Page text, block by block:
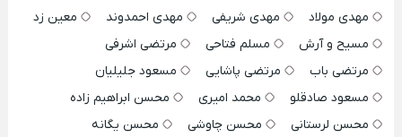
مهدی مولاد
مهدی شریفی مهدی احمدوند
معین زد
مسیح و آرش
مسلم فتاحی
مرتضی اشرفی
مرتضی باب
مرتضی پاشایی
مسعود جلیلیان
مسعود صادقلو
محمد امیری
محسن ابراهیم زاده
محسن لرستانی
محسن چاوشی
محسن یگانه